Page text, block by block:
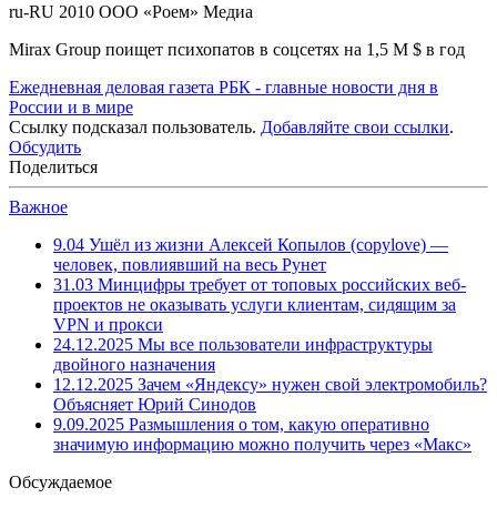
ru-RU 2010 ООО «Роем» Медиа
Mirax Group поищет психопатов в соцсетях на 1,5 М $ в год
Ежедневная деловая газета РБК - главные новости дня в
России и в мире
Ссылку подсказал пользователь. Добавляйте свои ссылки.
Обсудить
Поделиться
Важное
9.04 Ушёл из жизни Алексей Копылов (copylove) —
человек, повлиявший на весь Рунет
31.03 Минцифры требует от топовых российских веб-
проектов не оказывать услуги клиентам, сидящим за
VPN и прокси
24.12.2025 Мы все пользователи инфраструктуры
двойного назначения
12.12.2025 Зачем «Яндексу» нужен свой электромобиль?
Объясняет Юрий Синодов
9.09.2025 Размышления о том, какую оперативно
значимую информацию можно получить через «Макс»
Обсуждаемое